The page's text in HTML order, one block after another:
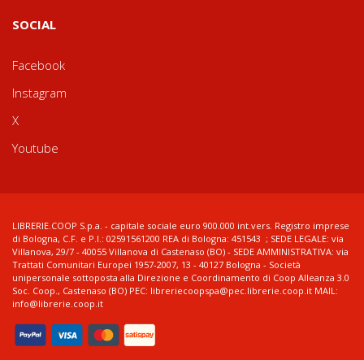
SOCIAL
Facebook
Instagram
X
Youtube
LIBRERIE.COOP S.p.a. - capitale sociale euro 900.000 int.vers. Registro imprese
di Bologna, C.F. e P.I.: 02591561200 REA di Bologna: 451543 ; SEDE LEGALE: via
Villanova, 29/7 - 40055 Villanova di Castenaso (BO) - SEDE AMMINISTRATIVA: via
Trattati Comunitari Europei 1957-2007, 13 - 40127 Bologna - Società
unipersonale sottoposta alla Direzione e Coordinamento di Coop Alleanza 3.0
Soc. Coop., Castenaso (BO) PEC: libreriecoopspa@pec.librerie.coop.it MAIL:
info@librerie.coop.it